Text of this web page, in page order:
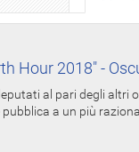
Hour 2018" -
al pari degli altri
a un più